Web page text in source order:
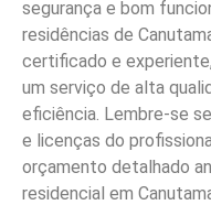
segurança e bom
residências de
certificado e
um serviço de alta
eficiência. Lembre-se
e licenças do
orçamento detalhado
residencial em